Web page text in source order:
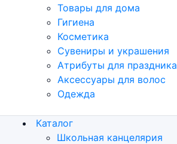
Товары для дома
Гигиена
Косметика
Сувениры и украшения
Атрибуты для праздника
Аксеcсуары для волос
Одежда
Каталог
Школьная канцелярия